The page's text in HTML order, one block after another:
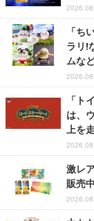
「ち
ラリ!
ムな
「ト
は、
上を
激レ
販売